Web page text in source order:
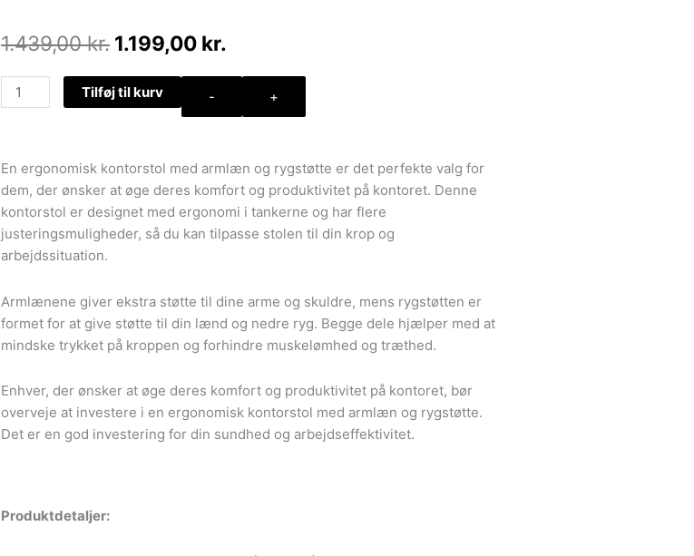
1.439,00kr. Den
pris
var:
1.199,00 kr.
pris
-
Ergonomisk
kontorstol,
+
Tilføj til kurv
En ergonomisk kontorstol med armlæn og rygstøtte er det perfekte valg for
dem, der ønsker at øge deres komfort og produktivitet på kontoret. Denne
kontorstol er designet med ergonomi i tankerne og har flere
justeringsmuligheder, så du kan tilpasse stolen til din krop og
arbejdssituation.
Armlænene giver ekstra støtte til dine arme og skuldre, mens rygstøtten er
formet for at give støtte til din lænd og nedre ryg. Begge dele hjælper med at
mindske trykket på kroppen og forhindre muskelømhed og træthed.
Enhver, der ønsker at øge deres komfort og produktivitet på kontoret, bør
overveje at investere i en ergonomisk kontorstol med armlæn og rygstøtte.
Det er en god investering for din sundhed og arbejdseffektivitet.
Produktdetaljer: